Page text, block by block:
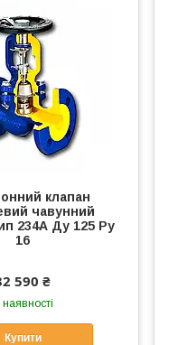
клапан
чавунний
234А Ду 125 Ру
16
590 ₴
Купити